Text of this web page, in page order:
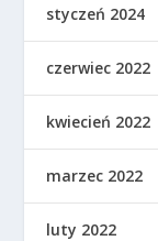
styczeń 2024
czerwiec 2022
kwiecień 2022
marzec 2022
luty 2022